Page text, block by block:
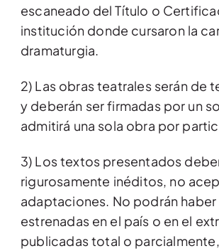
escaneado del Título o
institución donde cursaron la
dramaturgia.
2) Las obras teatrales serán de
y deberán ser firmadas por un
admitirá una sola obra por
3) Los textos presentados
rigurosamente inéditos, no
adaptaciones. No podrán
estrenadas en el país o en el
publicadas total o